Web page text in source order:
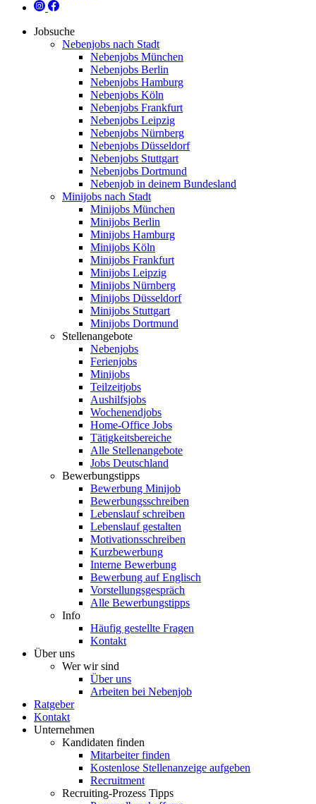
Jobsuche
Nebenjobs nach Stadt
Nebenjobs München
Nebenjobs Berlin
Nebenjobs Hamburg
Nebenjobs Köln
Nebenjobs Frankfurt
Nebenjobs Leipzig
Nebenjobs Nürnberg
Nebenjobs Düsseldorf
Nebenjobs Stuttgart
Nebenjobs Dortmund
Nebenjob in deinem Bundesland
Minijobs nach Stadt
Minijobs München
Minijobs Berlin
Minijobs Hamburg
Minijobs Köln
Minijobs Frankfurt
Minijobs Leipzig
Minijobs Nürnberg
Minijobs Düsseldorf
Minijobs Stuttgart
Minijobs Dortmund
Stellenangebote
Nebenjobs
Ferienjobs
Minijobs
Teilzeitjobs
Aushilfsjobs
Wochenendjobs
Home-Office Jobs
Tätigkeitsbereiche
Alle Stellenangebote
Jobs Deutschland
Bewerbungstipps
Bewerbung Minijob
Bewerbungsschreiben
Lebenslauf schreiben
Lebenslauf gestalten
Motivationsschreiben
Kurzbewerbung
Interne Bewerbung
Bewerbung auf Englisch
Vorstellungsgespräch
Alle Bewerbungstipps
Info
Häufig gestellte Fragen
Kontakt
Über uns
Wer wir sind
Über uns
Arbeiten bei Nebenjob
Ratgeber
Kontakt
Unternehmen
Kandidaten finden
Mitarbeiter finden
Kostenlose Stellenanzeige aufgeben
Recruitment
Recruiting-Prozess Tipps